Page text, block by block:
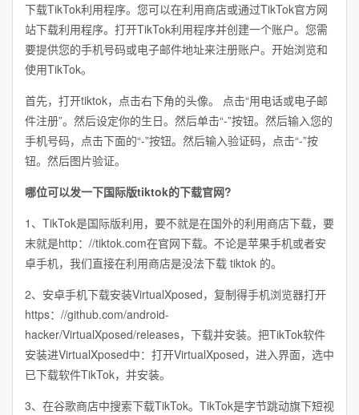
下载TikTok利用程序。您可以在利用商店或通过TikTok官方网
站下载利用程序。打开TikTok利用程序并创建一个账户。您需
要提供您的手机号码或电子邮件地址来注册账户。开始浏览和
使用TikTok。
首先，打开tiktok，点击右下角的头像。 点击“用电话或电子邮
件注册”。然后设定你的生日。然后单击“-”按钮。然后输入您的
手机号码，点击下面的“-”按钮。然后输入验证码，点击“-”按
钮。然后图片验证。
哪位可以发一下国际版tiktok的下载官网?
1、TikTok是国际版利用，要不就是在国外的利用商店下载，要
末就是http：//tiktok.com在官网下载。不论是苹果手机或者安
卓手机，我们直接在利用商店是没法下载 tiktok 的。
2、安卓手机下载安装VirtualXposed，复制得手机浏览器打开
https：//github.com/android-
hacker/VirtualXposed/releases，下载并安装。把TikTok软件
安装进VirtualXposed中：打开VirtualXposed，进入界面，选中
已下载软件TikTok，并安装。
3、在谷歌商店中搜索下载TikTok。TikTok是字节跳动旗下短视